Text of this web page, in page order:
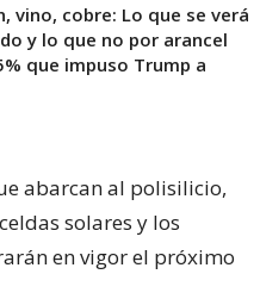
vino, cobre: Lo que se verá
y lo que no por arancel
que impuso Trump a
abarcan al polisilicio,
solares y los
en vigor el próximo